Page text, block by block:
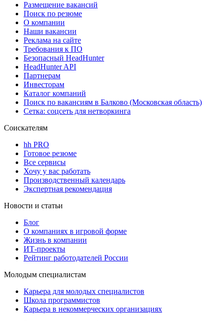
Размещение вакансий
Поиск по резюме
О компании
Наши вакансии
Реклама на сайте
Требования к ПО
Безопасный HeadHunter
HeadHunter API
Партнерам
Инвесторам
Каталог компаний
Поиск по вакансиям в Балково (Московская область)
Сетка: соцсеть для нетворкинга
Соискателям
hh PRO
Готовое резюме
Все сервисы
Хочу у вас работать
Производственный календарь
Экспертная рекомендация
Новости и статьи
Блог
О компаниях в игровой форме
Жизнь в компании
ИТ-проекты
Рейтинг работодателей России
Молодым специалистам
Карьера для молодых специалистов
Школа программистов
Карьера в некоммерческих организациях